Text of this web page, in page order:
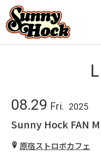
08.29 Fri. 2025
Sunny Hock FAN
原宿ストロボカフェ